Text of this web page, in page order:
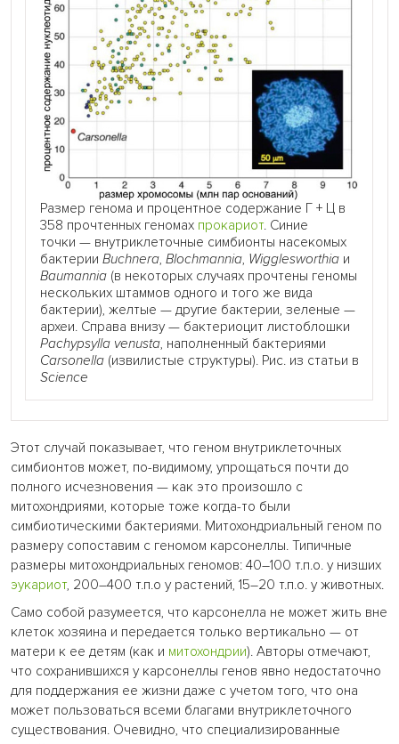
Размер генома и процентное содержание Г + Ц в
358 прочтенных геномах прокариот. Синие
точки — внутриклеточные симбионты насекомых
бактерии Buchnera, Blochmannia, Wigglesworthiaи
Baumannia(в некоторых случаях прочтены геномы
нескольких штаммов одного и того же вида
бактерии), желтые — другие бактерии, зеленые —
археи. Справа внизу — бактериоцит листоблошки
Pachypsylla venusta, наполненный бактериями
Carsonella(извилистые структуры). Рис. из статьи в
Science
Этот случай показывает, что геном внутриклеточных
симбионтов может, по-видимому, упрощаться почти до
полного исчезновения — как это произошло с
митохондриями, которые тоже когда-то были
симбиотическими бактериями. Митохондриальный геном по
размеру сопоставим с геномом карсонеллы. Типичные
размеры митохондриальных геномов: 40–100 т.п.о. у низших
эукариот, 200–400 т.п.о у растений, 15–20 т.п.о. у животных.
Само собой разумеется, что карсонелла не может жить вне
клеток хозяина и передается только вертикально — от
матери к ее детям (как и митохондрии). Авторы отмечают,
что сохранившихся у карсонеллы генов явно недостаточно
для поддержания ее жизни даже с учетом того, что она
может пользоваться всеми благами внутриклеточного
существования. Очевидно, что специализированные